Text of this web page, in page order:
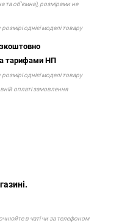
та об'ємна), розмірами не
однієї моделі товару
тарифами НП
однієї моделі товару
оплаті замовлення
в чаті чи за телефоном